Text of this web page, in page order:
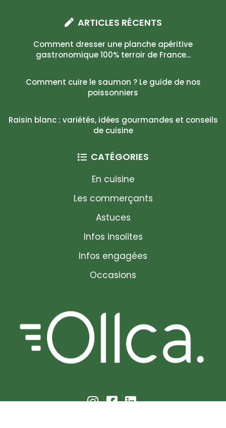
ARTICLES RÉCENTS
Comment dresser une planche apéritive
gastronomique 100% terroir de France...
Comment cuire le saumon ? Le guide de nos
poissonniers
Raisin blanc : variétés, idées gourmandes et conseils
de cuisine
CATÉGORIES
En cuisine
Les commerçants
Astuces
Infos insolites
Infos engagées
Occasions